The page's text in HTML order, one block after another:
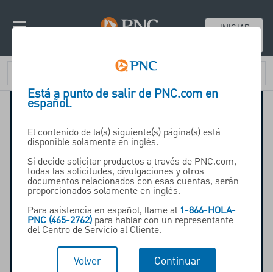
INICIAR
Está a punto de salir de PNC.com en
español.
El contenido de la(s) siguiente(s) página(s) está
disponible solamente en inglés.
Si decide solicitar productos a través de PNC.com,
todas las solicitudes, divulgaciones y otros
documentos relacionados con esas cuentas, serán
proporcionados solamente en inglés.
Para asistencia en español, llame al 1-866-HOLA-
PNC (465-2762)para hablar con un representante
del Centro de Servicio al Cliente.
Volver Continuar